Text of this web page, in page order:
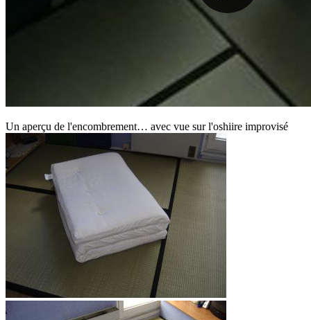
Un aperçu de l'encombrement… avec vue sur l'oshiire improvisé